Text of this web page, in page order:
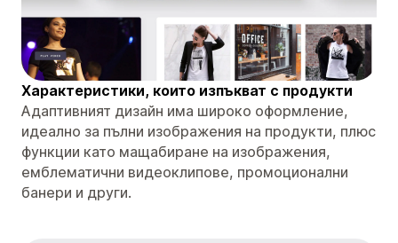
Характеристики, които изпъкват с продукти
Адаптивният дизайн има широко оформление,
идеално за пълни изображения на продукти, плюс
функции като мащабиране на изображения,
емблематични видеоклипове, промоционални
банери и други.